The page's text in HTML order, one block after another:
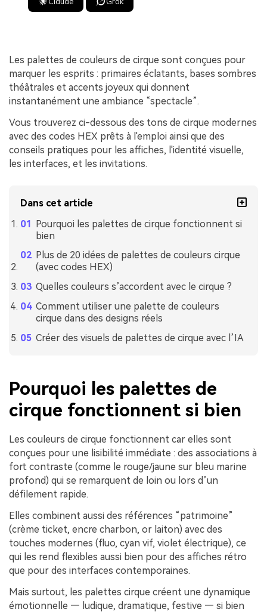
Les palettes de couleurs de cirque sont conçues pour
marquer les esprits : primaires éclatants, bases sombres
théâtrales et accents joyeux qui donnent
instantanément une ambiance “spectacle”.
Vous trouverez ci-dessous des tons de cirque modernes
avec des codes HEX prêts à l'emploi ainsi que des
conseils pratiques pour les affiches, l'identité visuelle,
les interfaces, et les invitations.
Dans cet article
Pourquoi les palettes de cirque fonctionnent si
bien
Plus de 20 idées de palettes de couleurs cirque
(avec codes HEX)
Quelles couleurs s’accordent avec le cirque ?
Comment utiliser une palette de couleurs
cirque dans des designs réels
Créer des visuels de palettes de cirque avec l’IA
Pourquoi les palettes de
cirque fonctionnent si bien
Les couleurs de cirque fonctionnent car elles sont
conçues pour une lisibilité immédiate : des associations à
fort contraste (comme le rouge/jaune sur bleu marine
profond) qui se remarquent de loin ou lors d’un
défilement rapide.
Elles combinent aussi des références “patrimoine”
(crème ticket, encre charbon, or laiton) avec des
touches modernes (fluo, cyan vif, violet électrique), ce
qui les rend flexibles aussi bien pour des affiches rétro
que pour des interfaces contemporaines.
Mais surtout, les palettes cirque créent une dynamique
émotionnelle — ludique, dramatique, festive — si bien